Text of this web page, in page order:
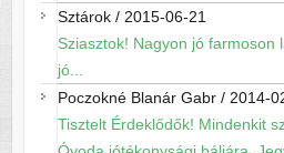
Sztárok/ 2015-06-21
Sziasztok! Nagyon jó farmoson
jó...
Poczokné Blanár Gabr/ 2014-
Tisztelt Érdeklődők! Mindenkit